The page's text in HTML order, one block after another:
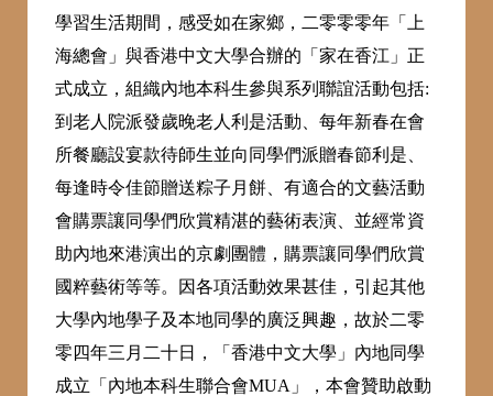
學習生活期間，感受如在家鄉，二零零零年「上
海總會」與香港中文大學合辦的「家在香江」正
式成立，組織內地本科生參與系列聯誼活動包括:
到老人院派發歲晚老人利是活動、每年新春在會
所餐廳設宴款待師生並向同學們派贈春節利是、
每逢時令佳節贈送粽子月餅、有適合的文藝活動
會購票讓同學們欣賞精湛的藝術表演、並經常資
助內地來港演出的京劇團體，購票讓同學們欣賞
國粹藝術等等。因各項活動效果甚佳，引起其他
大學內地學子及本地同學的廣泛興趣，故於二零
零四年三月二十日，「香港中文大學」內地同學
成立「內地本科生聯合會MUA」，本會贊助啟動